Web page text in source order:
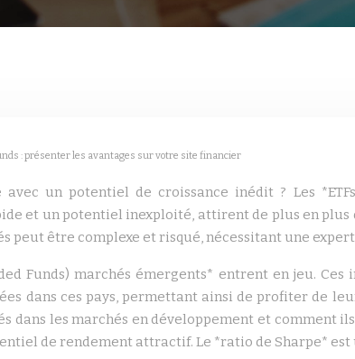
: présenter les avantages sur votre site financier
un potentiel de croissance inédit ? Les
et un potentiel inexploité, attirent de plus en
peut être complexe et risqué, nécessitant une
Funds) marchés émergents* entrent en jeu.
dans ces pays, permettant ainsi de profiter de
dans les marchés en développement et comment
de rendement attractif. Le *ratio de Sharpe*